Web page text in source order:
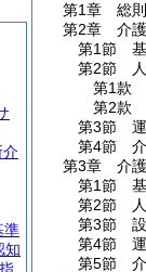
第1章
総則
第2章
介
第1節
第2節
第1款
第2款
第3節
第4節
第3章
介
第1節
第2節
第3節
第4節
第5節
介
準
知